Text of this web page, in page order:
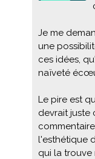
Je me
une
ces idées,
naïveté
Le pire est
devrait juste
l'esthétique
qui la trouve